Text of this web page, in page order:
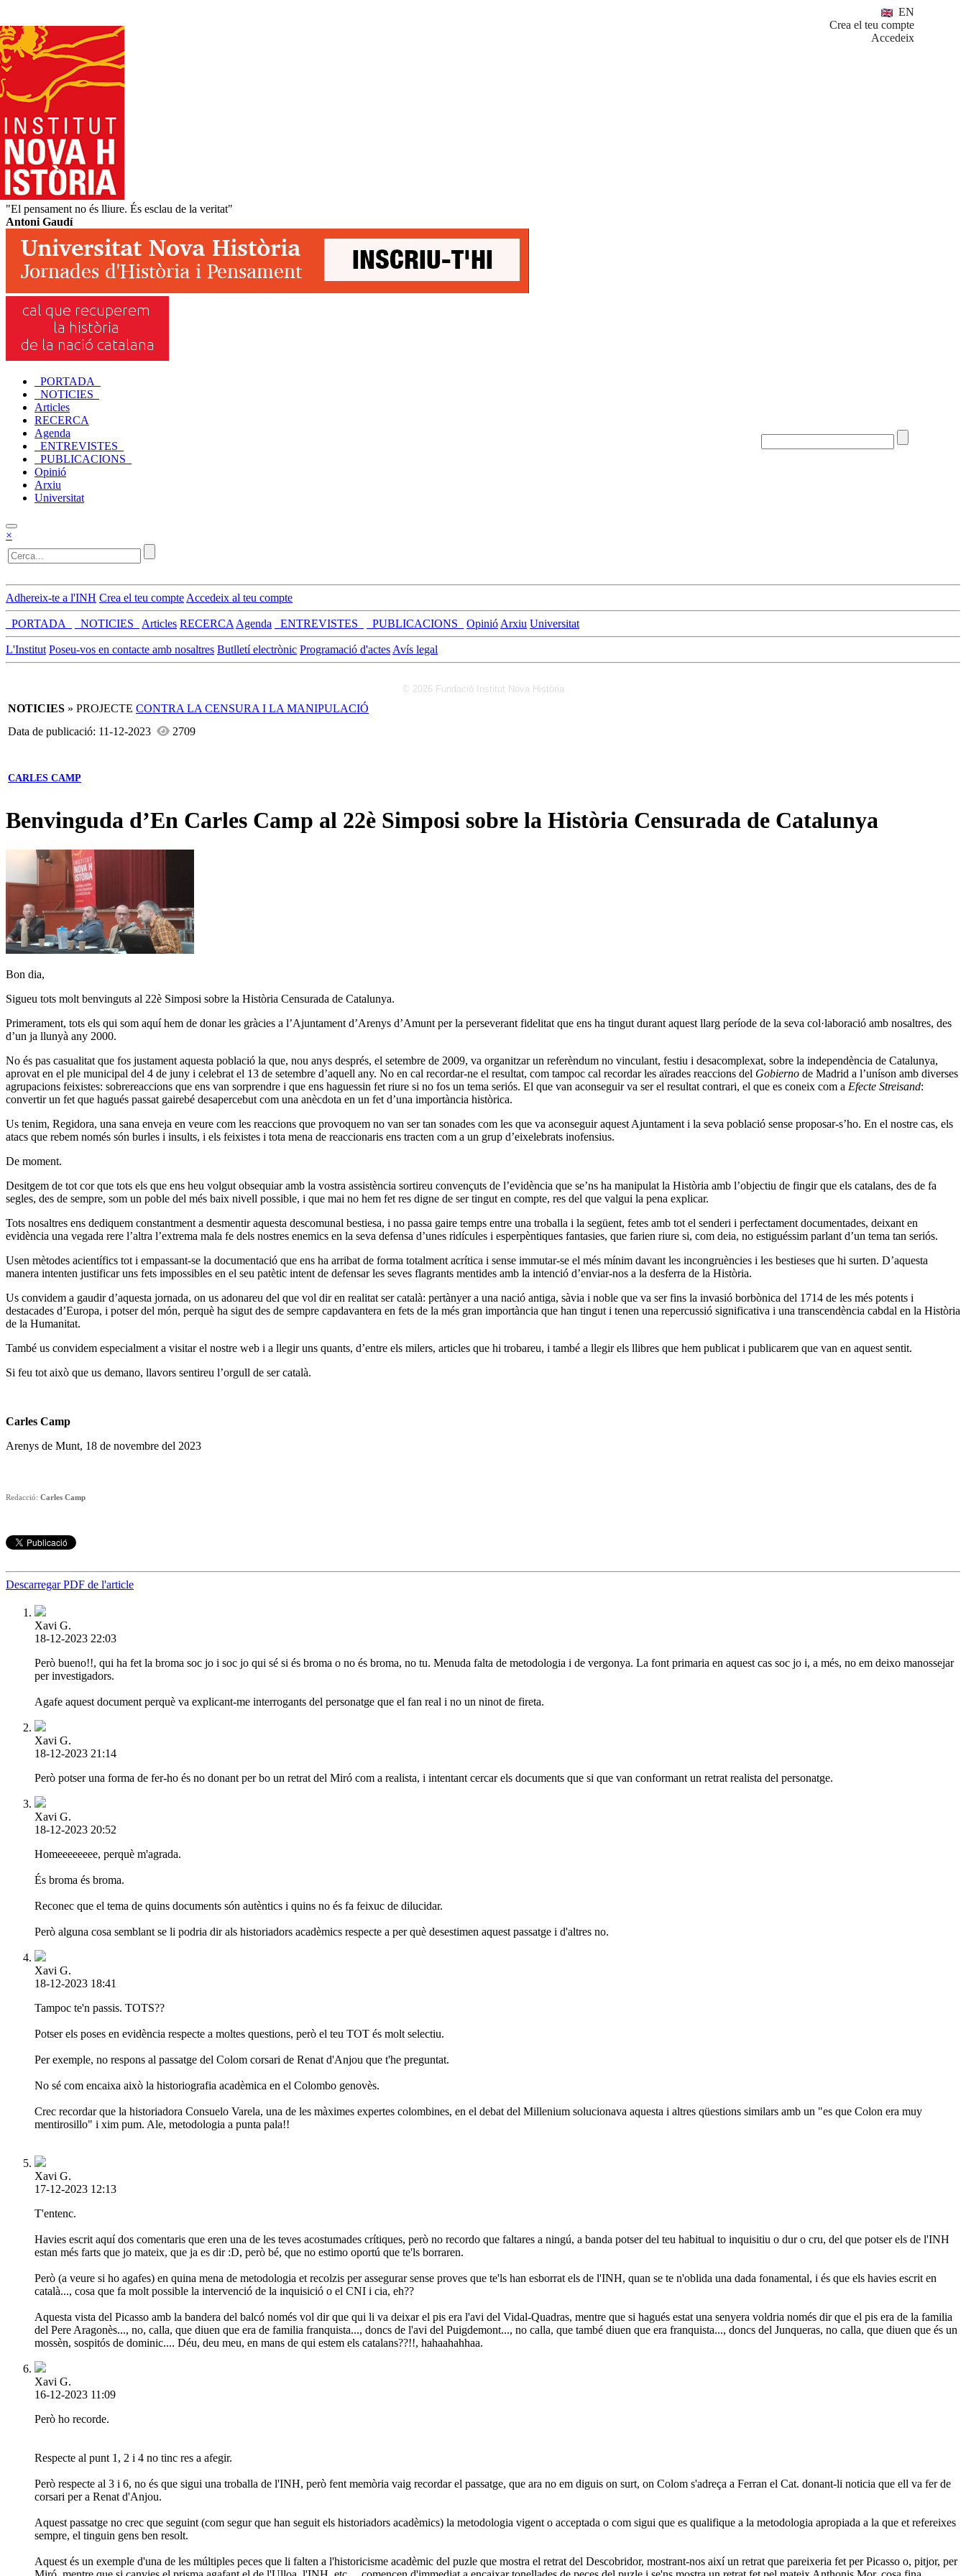
EN
Crea el teu compte
Accedeix
"El pensament no és lliure. És esclau de la veritat"
Antoni Gaudí
_PORTADA_
_NOTICIES_
Articles
RECERCA
Agenda
_ENTREVISTES_
_PUBLICACIONS_
Opinió
Arxiu
Universitat
×
Adhereix-te a l'INH Crea el teu compte Accedeix al teu compte
_PORTADA_ _NOTICIES_ Articles RECERCA Agenda _ENTREVISTES_ _PUBLICACIONS_ Opinió Arxiu Universitat
L'Institut Poseu-vos en contacte amb nosaltres Butlletí electrònic Programació d'actes Avís legal
© 2026 Fundació Institut Nova Història
NOTICIES » PROJECTE CONTRA LA CENSURA I LA MANIPULACIÓ
Data de publicació: 11-12-2023
2709
CARLES CAMP
Benvinguda d’En Carles Camp al 22è Simposi sobre la Història Censurada de Catalunya
Bon dia,
Sigueu tots molt benvinguts al 22è Simposi sobre la Història Censurada de Catalunya.
Primerament, tots els qui som aquí hem de donar les gràcies a l’Ajuntament d’Arenys d’Amunt per la perseverant fidelitat que ens ha tingut durant aquest llarg període de la seva col·laboració amb nosaltres, des
d’un ja llunyà any 2000.
No és pas casualitat que fos justament aquesta població la que, nou anys després, el setembre de 2009, va organitzar un referèndum no vinculant, festiu i desacomplexat, sobre la independència de Catalunya,
aprovat en el ple municipal del 4 de juny i celebrat el 13 de setembre d’aquell any. No en cal recordar-ne el resultat, com tampoc cal recordar les aïrades reaccions del Gobierno de Madrid a l’uníson amb diverses
agrupacions feixistes: sobrereaccions que ens van sorprendre i que ens haguessin fet riure si no fos un tema seriós. El que van aconseguir va ser el resultat contrari, el que es coneix com a Efecte Streisand:
convertir un fet que hagués passat gairebé desapercebut com una anècdota en un fet d’una importància històrica.
Us tenim, Regidora, una sana enveja en veure com les reaccions que provoquem no van ser tan sonades com les que va aconseguir aquest Ajuntament i la seva població sense proposar-s’ho. En el nostre cas, els
atacs que rebem només són burles i insults, i els feixistes i tota mena de reaccionaris ens tracten com a un grup d’eixelebrats inofensius.
De moment.
Desitgem de tot cor que tots els que ens heu volgut obsequiar amb la vostra assistència sortireu convençuts de l’evidència que se’ns ha manipulat la Història amb l’objectiu de fingir que els catalans, des de fa
segles, des de sempre, som un poble del més baix nivell possible, i que mai no hem fet res digne de ser tingut en compte, res del que valgui la pena explicar.
Tots nosaltres ens dediquem constantment a desmentir aquesta descomunal bestiesa, i no passa gaire temps entre una troballa i la següent, fetes amb tot el senderi i perfectament documentades, deixant en
evidència una vegada rere l’altra l’extrema mala fe dels nostres enemics en la seva defensa d’unes ridícules i esperpèntiques fantasies, que farien riure si, com deia, no estiguéssim parlant d’un tema tan seriós.
Usen mètodes acientífics tot i empassant-se la documentació que ens ha arribat de forma totalment acrítica i sense immutar-se el més mínim davant les incongruències i les bestieses que hi surten. D’aquesta
manera intenten justificar uns fets impossibles en el seu patètic intent de defensar les seves flagrants mentides amb la intenció d’enviar-nos a la desferra de la Història.
Us convidem a gaudir d’aquesta jornada, on us adonareu del que vol dir en realitat ser català: pertànyer a una nació antiga, sàvia i noble que va ser fins la invasió borbònica del 1714 de les més potents i
destacades d’Europa, i potser del món, perquè ha sigut des de sempre capdavantera en fets de la més gran importància que han tingut i tenen una repercussió significativa i una transcendència cabdal en la Història
de la Humanitat.
També us convidem especialment a visitar el nostre web i a llegir uns quants, d’entre els milers, articles que hi trobareu, i també a llegir els llibres que hem publicat i publicarem que van en aquest sentit.
Si feu tot això que us demano, llavors sentireu l’orgull de ser català.
Carles Camp
Arenys de Munt, 18 de novembre del 2023
Redacció: Carles Camp
Descarregar PDF de l'article
Xavi G.
18-12-2023 22:03
Però bueno!!, qui ha fet la broma soc jo i soc jo qui sé si és broma o no és broma, no tu. Menuda falta de metodologia i de vergonya. La font primaria en aquest cas soc jo i, a més, no em deixo manossejar
per investigadors.
Agafe aquest document perquè va explicant-me interrogants del personatge que el fan real i no un ninot de fireta.
Xavi G.
18-12-2023 21:14
Però potser una forma de fer-ho és no donant per bo un retrat del Miró com a realista, i intentant cercar els documents que si que van conformant un retrat realista del personatge.
Xavi G.
18-12-2023 20:52
Homeeeeeeee, perquè m'agrada.
És broma és broma.
Reconec que el tema de quins documents són autèntics i quins no és fa feixuc de dilucidar.
Però alguna cosa semblant se li podria dir als historiadors acadèmics respecte a per què desestimen aquest passatge i d'altres no.
Xavi G.
18-12-2023 18:41
Tampoc te'n passis. TOTS??
Potser els poses en evidència respecte a moltes questions, però el teu TOT és molt selectiu.
Per exemple, no respons al passatge del Colom corsari de Renat d'Anjou que t'he preguntat.
No sé com encaixa això la historiografia acadèmica en el Colombo genovès.
Crec recordar que la historiadora Consuelo Varela, una de les màximes expertes colombines, en el debat del Millenium solucionava aquesta i altres qüestions similars amb un "es que Colon era muy
mentirosillo" i xim pum. Ale, metodologia a punta pala!!
Xavi G.
17-12-2023 12:13
T'entenc.
Havies escrit aquí dos comentaris que eren una de les teves acostumades crítiques, però no recordo que faltares a ningú, a banda potser del teu habitual to inquisitiu o dur o cru, del que potser els de l'INH
estan més farts que jo mateix, que ja es dir :D, però bé, que no estimo oportú que te'ls borraren.
Però (a veure si ho agafes) en quina mena de metodologia et recolzis per assegurar sense proves que te'ls han esborrat els de l'INH, quan se te n'oblida una dada fonamental, i és que els havies escrit en
català..., cosa que fa molt possible la intervenció de la inquisició o el CNI i cia, eh??
Aquesta vista del Picasso amb la bandera del balcó només vol dir que qui li va deixar el pis era l'avi del Vidal-Quadras, mentre que si hagués estat una senyera voldria només dir que el pis era de la familia
del Pere Aragonès..., no, calla, que diuen que era de familia franquista..., doncs de l'avi del Puigdemont..., no calla, que també diuen que era franquista..., doncs del Junqueras, no calla, que diuen que és un
mossèn, sospitós de dominic.... Déu, deu meu, en mans de qui estem els catalans??!!, hahaahahhaa.
Xavi G.
16-12-2023 11:09
Però ho recorde.
Respecte al punt 1, 2 i 4 no tinc res a afegir.
Però respecte al 3 i 6, no és que sigui una troballa de l'INH, però fent memòria vaig recordar el passatge, que ara no em diguis on surt, on Colom s'adreça a Ferran el Cat. donant-li noticia que ell va fer de
corsari per a Renat d'Anjou.
Aquest passatge no crec que seguint (com segur que han seguit els historiadors acadèmics) la metodologia vigent o acceptada o com sigui que es qualifique a la metodologia apropiada a la que et refereixes
sempre, el tinguin gens ben resolt.
Aquest és un exemple d'una de les múltiples peces que li falten a l'historicisme acadèmic del puzle que mostra el retrat del Descobridor, mostrant-nos així un retrat que pareixeria fet per Picasso o, pitjor, per